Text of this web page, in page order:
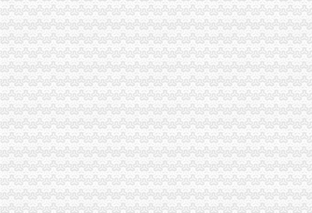
黔江区工商分局“三化”一般纳税人怎么交税促国庆节日和亚太市长峰会详和安全
梁平县工商局加“十一”怎么注册一般纳税人旅游黄金周市场安全工作
沙坪坝区工商分局怎么注册一般纳税人构建综合执法平台
铜梁县工商局怎么注册一般纳税人四项措施确保秋粮收购秩序稳定
九龙坡区工商分局“一会两站”一般纳税人认定标准为民排忧解难
璧山县工商局怎么注册一般纳税人认真做好国庆节期间安全稳定工作
大足县工商局支持发展“订单农业”一般纳税人公司条件大力扶持农村经济发展
梁平县工商局一般纳税人注册流程化食品安全整确保峰会稳定
忠县工商局一般纳税人注册流程聘请约工商员
开县工商局一般纳税人怎么交税五措并举帮助占地移民实现再就业
市一般纳税人认定标准局机关召开保密示教育学习会
铜梁县工商局一般纳税人公司注册索建立新型目标考核机制
市一般纳税人怎么交税工商局机关青年志愿者服务队成立
重庆市一般纳税人公司注册工商局被列为国家电子政务信息安全试点单位
全市怎么注册一般纳税人工商系统第四期青干班开学